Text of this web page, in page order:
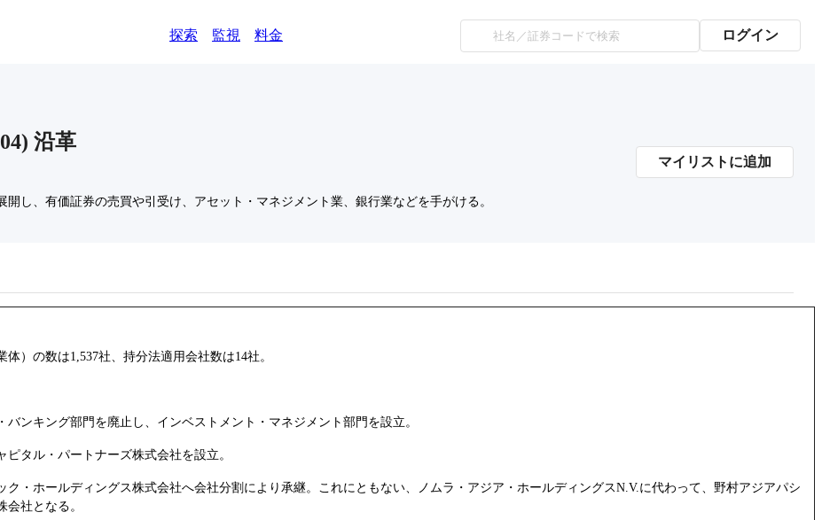
探索 監視 料金 ログイン
) 沿革
し、有価証券の売買や引受け、アセット・マネジメント業、銀行業などを手がける。
マイリストに追加
）の数は1,537社、持分法適用会社数は14社。
ンキング部門を廃止し、インベストメント・マネジメント部門を設立。
タル・パートナーズ株式会社を設立。
・ホールディングス株式会社へ会社分割により承継。これにともない、ノムラ・アジア・ホールディングスN.V.に代わって、野村アジアパシ
社となる。